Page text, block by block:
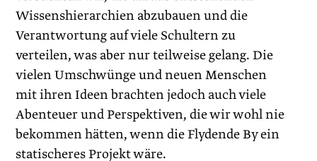
Wissens­hierarchien abzubauen und die
Verantwortung auf viele Schultern zu
verteilen, was aber nur teilweise gelang. Die
vielen Umschwünge und neuen Menschen
mit ihren Ideen brachten jedoch auch viele
Abenteuer und Perspektiven, die wir wohl nie
bekommen hätten, wenn die Flydende By ein
statischeres Projekt wäre.